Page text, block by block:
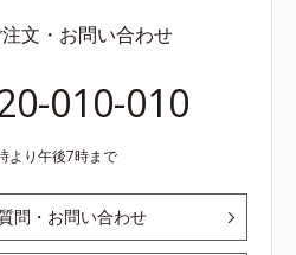
文・お問い合わせ
010-010
より午後7時まで
問・お問い合わせ